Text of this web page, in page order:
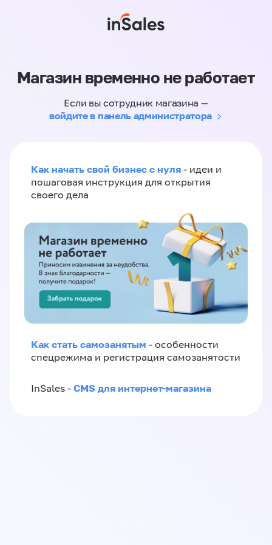
Магазин временно не работает
Если вы сотрудник магазина —
войдите в панель администратора
Как начать свой бизнес с нуля - идеи и
пошаговая инструкция для открытия
своего дела
Как стать самозанятым - особенности
спецрежима и регистрация самозанятости
InSales - CMS для интернет-магазина